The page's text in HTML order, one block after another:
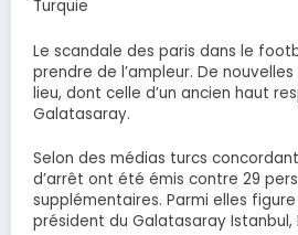
Turquie
Le scandale des paris dans le
prendre de l’ampleur. De
lieu, dont celle d’un ancien haut
Galatasaray.
Selon des médias turcs
d’arrêt ont été émis contre 29
supplémentaires. Parmi elles
président du Galatasaray Istanbul,